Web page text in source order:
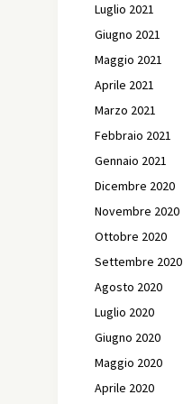
Luglio 2021
Giugno 2021
Maggio 2021
Aprile 2021
Marzo 2021
Febbraio 2021
Gennaio 2021
Dicembre 2020
Novembre 2020
Ottobre 2020
Settembre 2020
Agosto 2020
Luglio 2020
Giugno 2020
Maggio 2020
Aprile 2020